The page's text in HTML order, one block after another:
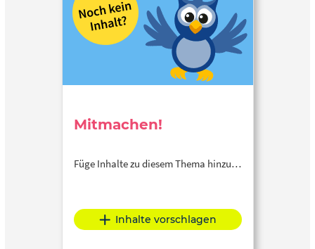
Mitmachen!
Füge Inhalte zu diesem Thema hinzu…
Inhalte vorschlagen